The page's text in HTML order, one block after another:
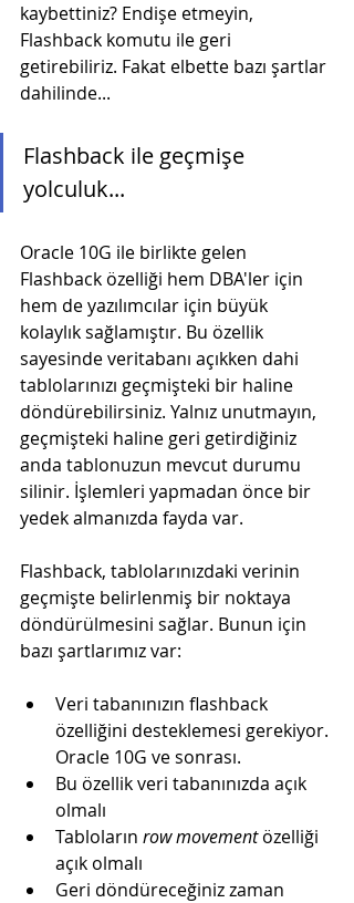
kaybettiniz? Endişe etmeyin,
Flashback komutu ile geri
getirebiliriz. Fakat elbette bazı şartlar
dahilinde...
Flashback ile geçmişe
yolculuk...
Oracle 10G ile birlikte gelen
Flashback özelliği hem DBA'ler için
hem de yazılımcılar için büyük
kolaylık sağlamıştır. Bu özellik
sayesinde veritabanı açıkken dahi
tablolarınızı geçmişteki bir haline
döndürebilirsiniz. Yalnız unutmayın,
geçmişteki haline geri getirdiğiniz
anda tablonuzun mevcut durumu
silinir. İşlemleri yapmadan önce bir
yedek almanızda fayda var.
Flashback, tablolarınızdaki verinin
geçmişte belirlenmiş bir noktaya
döndürülmesini sağlar. Bunun için
bazı şartlarımız var:
Veri tabanınızın flashback
özelliğini desteklemesi gerekiyor.
Oracle 10G ve sonrası.
Bu özellik veri tabanınızda açık
olmalı
Tabloların row movement özelliği
açık olmalı
Geri döndüreceğiniz zaman